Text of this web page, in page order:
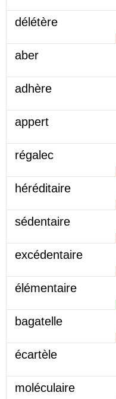
délétère
aber
adhère
appert
régalec
héréditaire
sédentaire
excédentaire
élémentaire
bagatelle
écartèle
moléculaire